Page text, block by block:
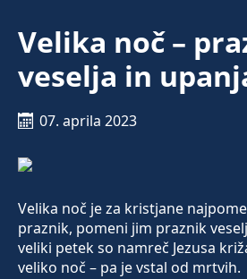
Velika noč –
veselja in
07. aprila 2023
Velika noč je za kristjane
praznik, pomeni jim praznik
veliki petek so namreč Jezusa
veliko noč – pa je vstal od mrtvih.